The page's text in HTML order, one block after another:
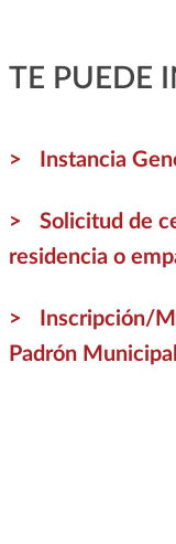
TE PUEDE
Instancia
Solicitud de
residencia o
Inscripción/
Padrón